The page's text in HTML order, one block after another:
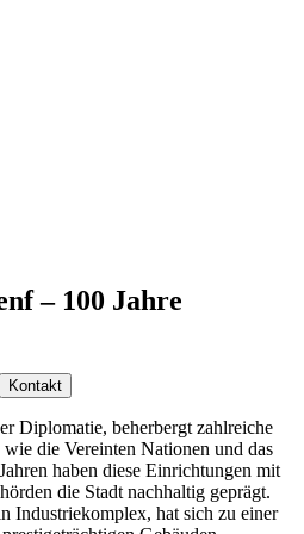
– 100 Jahre
Kontakt
Diplomatie, beherbergt zahlreiche
die Vereinten Nationen und das
haben diese Einrichtungen mit
die Stadt nachhaltig geprägt.
Industriekomplex, hat sich zu einer